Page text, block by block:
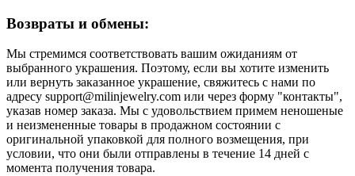
Возвраты и обмены:
Мы стремимся соответствовать вашим ожиданиям от
выбранного украшения. Поэтому, если вы хотите изменить
или вернуть заказанное украшение, свяжитесь с нами по
адресу support@milinjewelry.com или через форму "контакты",
указав номер заказа. Мы с удовольствием примем неношеные
и неизмененные товары в продажном состоянии с
оригинальной упаковкой для полного возмещения, при
условии, что они были отправлены в течение 14 дней с
момента получения товара.